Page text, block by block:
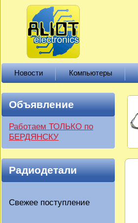
Новости Компьютеры
Объявление
Работаем ТОЛЬКО по
БЕРДЯНСКУ
Радиодетали
Свежее поступление